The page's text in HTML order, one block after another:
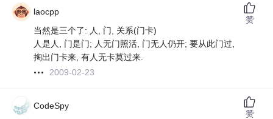
laocpp
当然是三个了: 人, 门, 关系(门卡)
人是人, 门是门; 人无门照活, 门无人仍开; 要从此门过,
掏出门卡来, 有人无卡莫过来.
2009-02-23
赞
CodeSpy
赞